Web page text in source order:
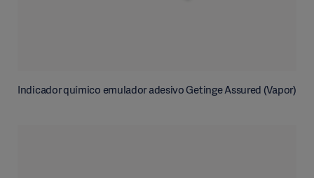
Indicador químico emulador adesivo Getinge Assured (Vapor)